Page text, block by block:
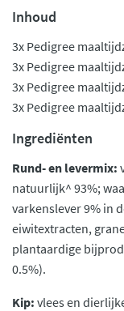
Inhoud
3x Pedigree
3x Pedigree
3x Pedigree
3x Pedigree
Ingrediënten
Rund- en levermix:
natuurlijk^ 93%;
varkenslever 9% in
eiwitextracten,
plantaardige
0.5%).
Kip: vlees en